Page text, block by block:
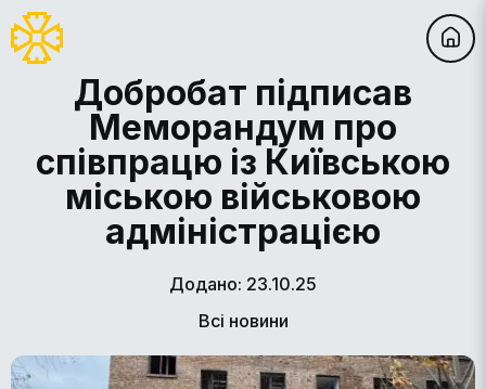
Добробат підписав
Меморандум про
співпрацю із Київською
міською військовою
адміністрацією
Додано: 23.10.25
Всі новини